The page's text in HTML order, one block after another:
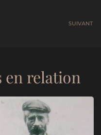
SUIVANT
en relation